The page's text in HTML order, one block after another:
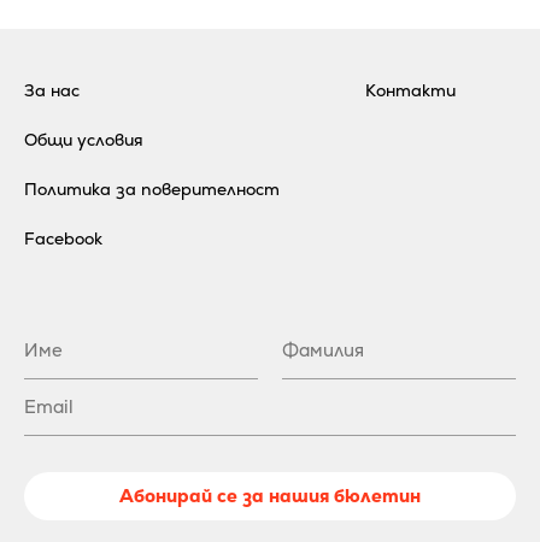
За нас
Общи условия
Политика за поверителност
Контакти
Facebook
Абонирай се за нашия бюлетин